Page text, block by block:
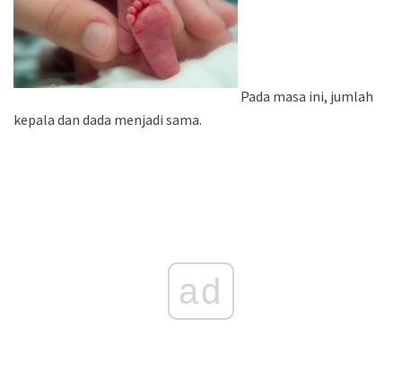
Pada masa ini, jumlah
kepala dan dada menjadi sama.
ad